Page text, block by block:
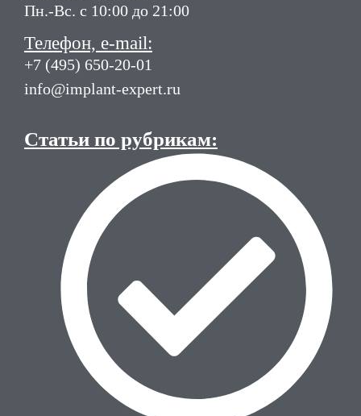
Пн.-Вс. с 10:00 до 21:00
Телефон, e-mail:
+7 (495) 650-20-01
info@implant-expert.ru
Статьи по рубрикам: